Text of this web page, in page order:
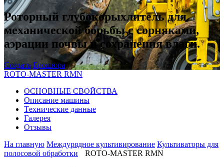
Роторный глубокорыхлитель для
механической борьбы с сорняками,
аэрации почвы и сохранения влаги.
Создать Брошюра
ROTO-MASTER RMN
ОСНОВНЫЕ СВОЙСТВА
Описание машины
Tехнические данные
Галерея
Отзывы
На главную Междурядное культивирование Культиваторы для
полосовой обработки
ROTO-MASTER RMN